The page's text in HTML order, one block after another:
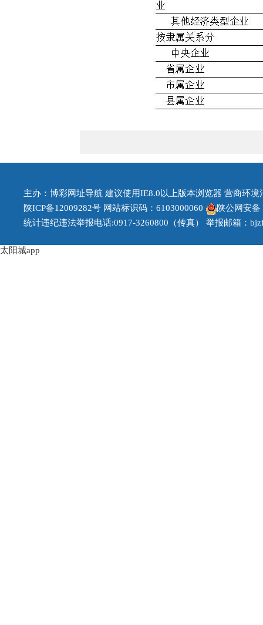
主办：博彩网址导航 建议使用IE8.0以上版本浏览器 营商环境
陕ICP备12009282号 网站标识码：6103000060
陕公网安备
统计违纪违法举报电话:0917-3260800（传真） 举报邮箱：
太阳城app